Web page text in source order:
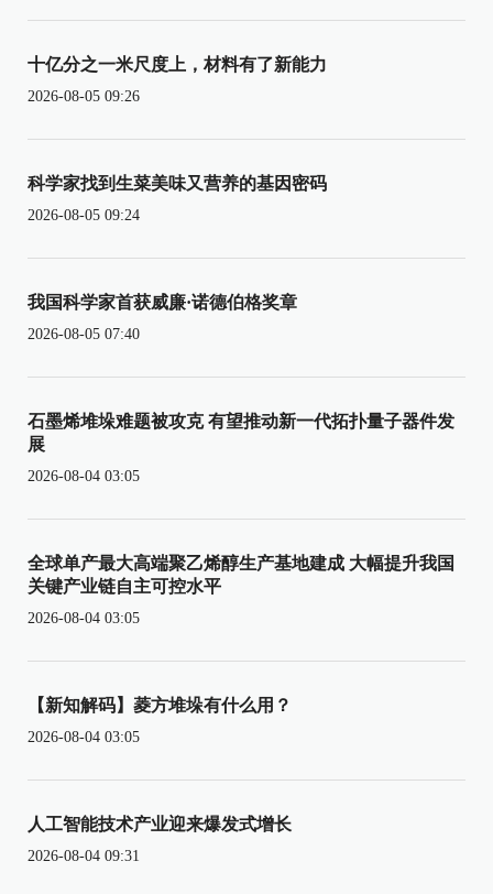
十亿分之一米尺度上，材料有了新能力
2026-08-05 09:26
科学家找到生菜美味又营养的基因密码
2026-08-05 09:24
我国科学家首获威廉·诺德伯格奖章
2026-08-05 07:40
石墨烯堆垛难题被攻克 有望推动新一代拓扑量子器件发
展
2026-08-04 03:05
全球单产最大高端聚乙烯醇生产基地建成 大幅提升我国
关键产业链自主可控水平
2026-08-04 03:05
【新知解码】菱方堆垛有什么用？
2026-08-04 03:05
人工智能技术产业迎来爆发式增长
2026-08-04 09:31